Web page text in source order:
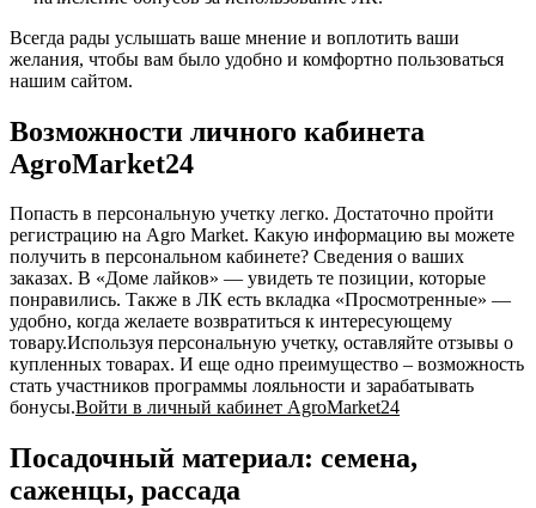
Всегда рады услышать ваше мнение и воплотить ваши
желания, чтобы вам было удобно и комфортно пользоваться
нашим сайтом.
Возможности личного кабинета
AgroMarket24
Попасть в персональную учетку легко. Достаточно пройти
регистрацию на Agro Market. Какую информацию вы можете
получить в персональном кабинете? Сведения о ваших
заказах. В «Доме лайков» — увидеть те позиции, которые
понравились. Также в ЛК есть вкладка «Просмотренные» —
удобно, когда желаете возвратиться к интересующему
товару.Используя персональную учетку, оставляйте отзывы о
купленных товарах. И еще одно преимущество – возможность
стать участников программы лояльности и зарабатывать
бонусы.Войти в личный кабинет AgroMarket24
Посадочный материал: семена,
саженцы, рассада